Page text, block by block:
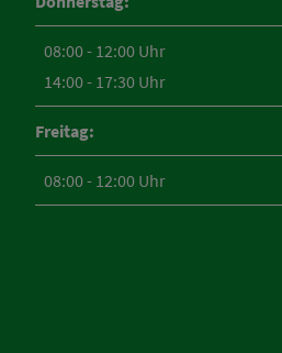
08:00 - 12:00 Uhr
14:00 - 17:30 Uhr
Freitag:
08:00 - 12:00 Uhr